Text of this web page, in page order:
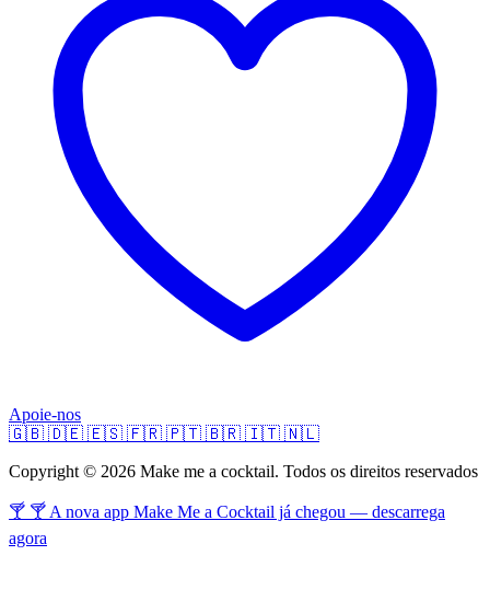
Apoie-nos
🇬🇧 🇩🇪 🇪🇸 🇫🇷 🇵🇹 🇧🇷 🇮🇹 🇳🇱
Copyright © 2026 Make me a cocktail. Todos os direitos reservados
🍸 🍸 A nova app Make Me a Cocktail já chegou — descarrega
agora